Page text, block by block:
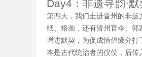
Day4：非遗寻韵·
第四天，我们走进晋州的非
纸、烙画，还有晋州官伞、
增进默契，为促成情侣缘分
本是古代统治者的仪仗，后